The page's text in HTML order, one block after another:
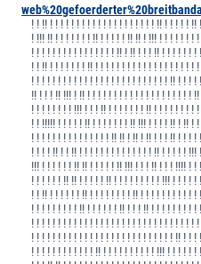
! ! !! ! ! ! ! ! ! ! ! ! ! ! ! ! ! ! ! ! ! ! ! !! ! ! ! ! !
! !!! !! ! ! ! ! ! ! ! !! ! ! ! ! ! !! !! ! !!! ! ! ! ! ! ! !
! ! ! ! ! ! ! ! ! ! ! ! ! ! ! ! !! ! !! ! ! ! !! ! ! ! ! ! !
! ! !! ! ! ! ! ! ! ! !! ! ! ! ! ! ! ! ! ! ! ! ! ! ! ! ! ! ! !
! ! ! ! ! ! ! ! ! ! ! ! ! ! ! ! ! ! ! ! ! ! ! ! ! ! !! ! ! !
!! ! ! ! !! !!! ! !! ! ! ! ! ! ! ! ! ! ! ! ! ! ! ! ! ! ! ! !
! ! ! ! ! ! ! ! !!! ! ! ! !! ! ! ! ! ! ! ! !! ! ! ! ! ! ! ! !
! ! !!!!! ! ! ! ! ! !! ! ! ! ! ! ! ! !! !!! ! ! ! ! !! ! !! !
! ! ! ! ! ! ! ! ! ! ! ! ! ! ! !! !! ! !! ! !! ! ! ! !! ! ! !
! ! ! ! !! ! ! !! ! ! ! ! ! ! ! ! ! ! ! ! ! ! !! ! ! ! ! !
!!! ! ! ! ! ! ! !! !! ! ! ! ! ! !! !!! ! ! ! !! ! ! ! !!!! !
! ! ! ! ! ! !! !! ! ! ! ! ! !! ! ! ! ! ! ! ! ! ! !!! ! ! ! !
! ! !! ! ! ! ! ! ! !! ! ! ! ! ! ! ! ! !! ! ! ! ! ! ! ! ! ! !
! ! ! ! ! ! ! ! ! !! ! ! ! ! ! ! !! ! ! ! !! ! ! ! ! ! ! ! !
! ! ! ! ! ! ! ! ! ! ! ! ! ! ! ! ! ! ! ! ! ! ! ! ! ! ! ! ! ! !
! ! ! ! ! ! ! ! ! ! ! ! ! ! ! ! ! ! ! ! ! ! ! ! ! ! ! !! ! !
! ! ! ! ! ! ! ! ! ! ! ! !! ! ! ! ! ! ! ! ! ! ! !!! ! ! ! ! !